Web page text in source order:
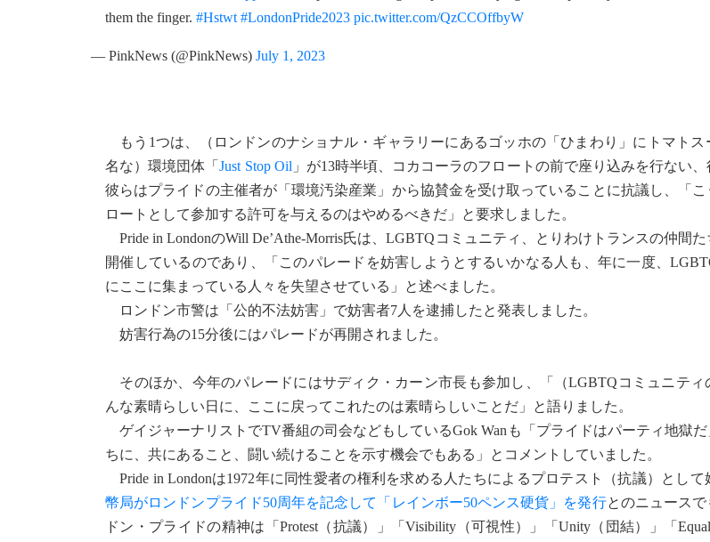
them the finger. #Hstwt #LondonPride2023 pic.twitter.com/QzCCOffbyW
— PinkNews (@PinkNews) July 1, 2023
もう1つは、（ロンドンのナショナル・ギャラリーにあるゴッホの「ひまわり」にトマト
名な）環境団体「Just Stop Oil 」が13時半頃、コカコーラのフロートの前で座り込みを行ない、
彼らはプライドの主催者が「環境汚染産業」から協賛金を受け取っていることに抗議し、「
ロートとして参加する許可を与えるのはやめるべきだ」と要求しました。
Pride in LondonのWill De’Athe-Morris氏は、LGBTQコミュニティ、とりわけトランスの仲間
開催しているのであり、「このパレードを妨害しようとするいかなる人も、年に一度、
にここに集まっている人々を失望させている」と述べました。
ロンドン市警は「公的不法妨害」で妨害者7人を逮捕したと発表しました。
妨害行為の15分後にはパレードが再開されました。
そのほか、今年のパレードにはサディク・カーン市長も参加し、「（LGBTQコミュニティ
んな素晴らしい日に、ここに戻ってこれたのは素晴らしいことだ」と語りました。
ゲイジャーナリストでTV番組の司会などもしているGok Wanも「プライドはパーティ地獄
ちに、共にあること、闘い続けることを示す機会でもある」とコメントしていました。
Pride in Londonは1972年に同性愛者の権利を求める人たちによるプロテスト（抗議）として
幣局がロンドンプライド50周年を記念して「レインボー50ペンス硬貨」を発行とのニュース
ドン・プライドの精神は「Protest（抗議）」「Visibility（可視性）」「Unity（団結）」「